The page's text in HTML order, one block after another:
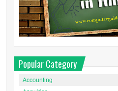
Popular Category
Accounting